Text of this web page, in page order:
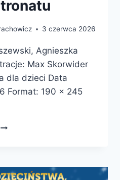
3 czerwca 2026
Agnieszka
Max Skorwider
dla dzieci Data
Format: 190 x 245
KTÓRĘDY